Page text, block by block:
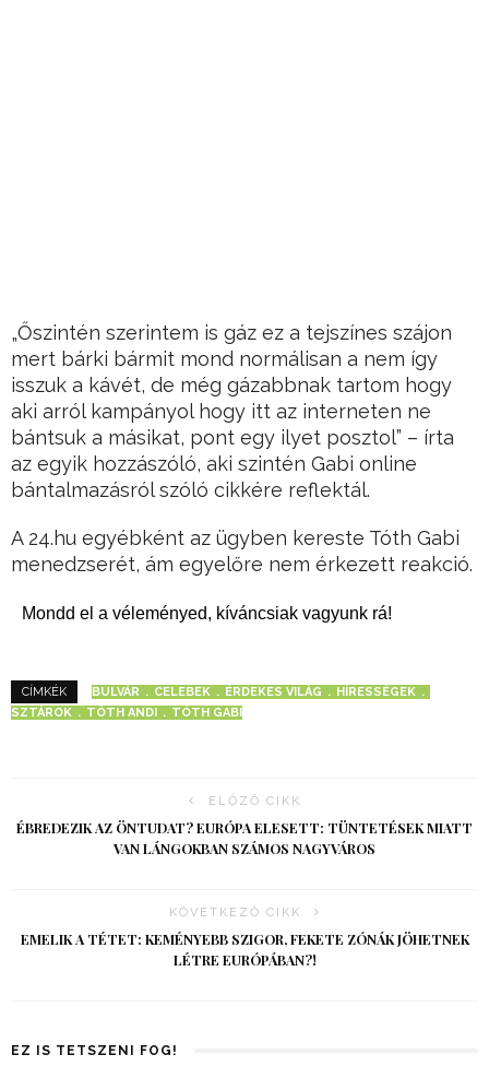
„Őszintén szerintem is gáz ez a tejszínes szájon
mert bárki bármit mond normálisan a nem így
isszuk a kávét, de még gázabbnak tartom hogy
aki arról kampányol hogy itt az interneten ne
bántsuk a másikat, pont egy ilyet posztol” – írta
az egyik hozzászóló, aki szintén Gabi online
bántalmazásról szóló cikkére reflektál.
A 24.hu egyébként az ügyben kereste Tóth Gabi
menedzserét, ám egyelőre nem érkezett reakció.
Mondd el a véleményed, kíváncsiak vagyunk rá!
CÍMKÉK BULVÁR CELEBEK ÉRDEKES VILÁG
HÍRESSÉGEK
SZTÁROK
TÓTH ANDI TÓTH GABI
ELŐZŐ CIKK
ÉBREDEZIK AZ ÖNTUDAT? EURÓPA ELESETT: TÜNTETÉSEK MIATT
VAN LÁNGOKBAN SZÁMOS NAGYVÁROS
KÖVETKEZŐ CIKK
EMELIK A TÉTET: KEMÉNYEBB SZIGOR, FEKETE ZÓNÁK JÖHETNEK
LÉTRE EURÓPÁBAN?!
EZ IS TETSZENI FOG!